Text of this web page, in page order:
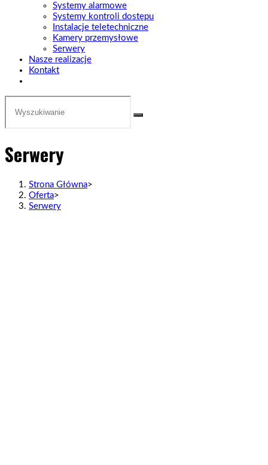
Systemy alarmowe
Systemy kontroli dostępu
Instalacje teletechniczne
Kamery przemysłowe
Serwery
Nasze realizacje
Kontakt
Serwery
Strona Główna>
Oferta>
Serwery